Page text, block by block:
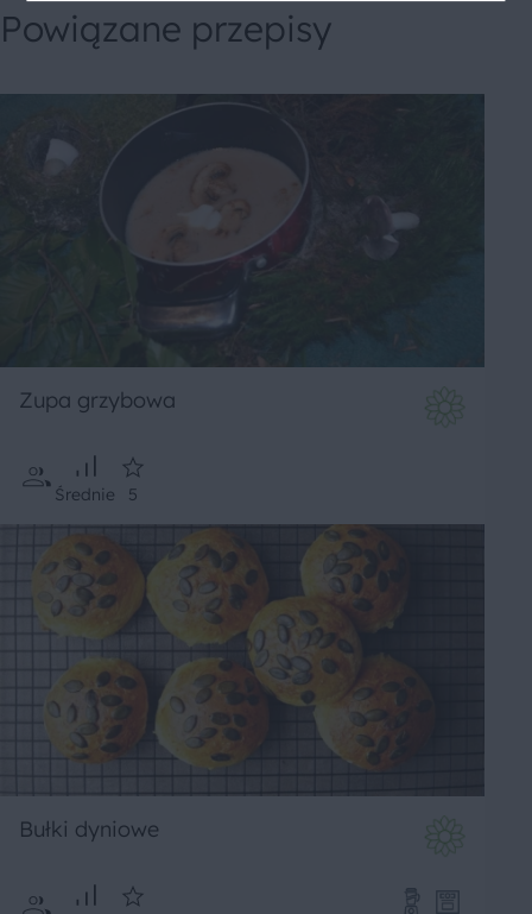
Powiązane przepisy
Zupa grzybowa
Średnie 5
Bułki dyniowe